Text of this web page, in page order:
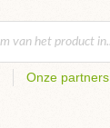
Onze partners